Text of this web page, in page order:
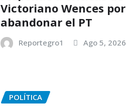
Victoriano Wences por
abandonar el PT
Reportegro1 Ago 5, 2026
POLÍTICA